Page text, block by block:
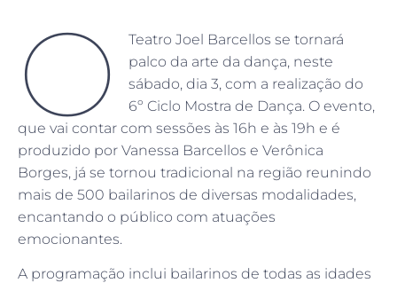
O
Teatro Joel Barcellos se tornará
palco da arte da dança, neste
sábado, dia 3, com a realização do
6º Ciclo Mostra de Dança. O evento,
que vai contar com sessões às 16h e às 19h e é
produzido por Vanessa Barcellos e Verônica
Borges, já se tornou tradicional na região reunindo
mais de 500 bailarinos de diversas modalidades,
encantando o público com atuações
emocionantes.
A programação inclui bailarinos de todas as idades